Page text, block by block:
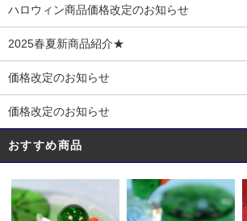
ハロウィン商品価格改定のお知らせ
2025春夏新商品紹介★
価格改定のお知らせ
価格改定のお知らせ
おすすめ商品